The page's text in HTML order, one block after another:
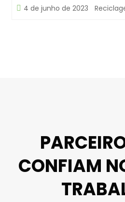
4 de junho de 2023
CONFIAM